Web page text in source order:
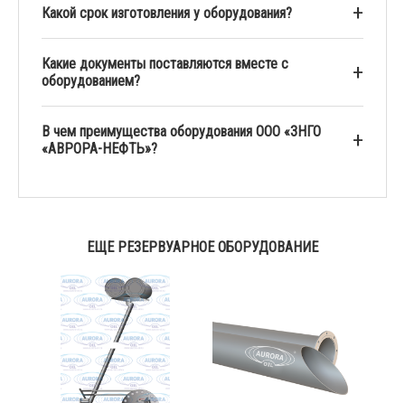
Какой срок изготовления у оборудования?
Какие документы поставляются вместе с
оборудованием?
В чем преимущества оборудования ООО «ЗНГО
«АВРОРА-НЕФТЬ»?
ЕЩЕ РЕЗЕРВУАРНОЕ ОБОРУДОВАНИЕ